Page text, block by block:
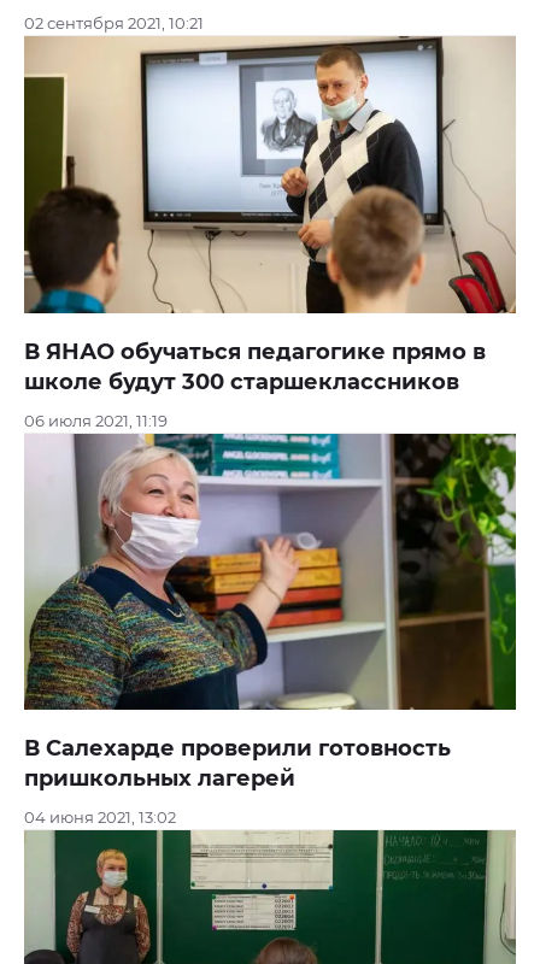
02 сентября 2021, 10:21
В ЯНАО обучаться педагогике прямо в
школе будут 300 старшеклассников
06 июля 2021, 11:19
В Салехарде проверили готовность
пришкольных лагерей
04 июня 2021, 13:02